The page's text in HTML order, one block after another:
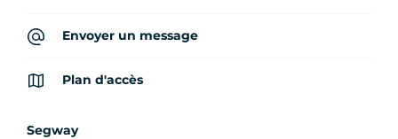
Envoyer un message
Plan d'accès
Segway